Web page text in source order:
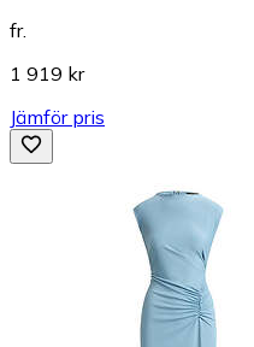
fr.
1 919 kr
Jämför pris